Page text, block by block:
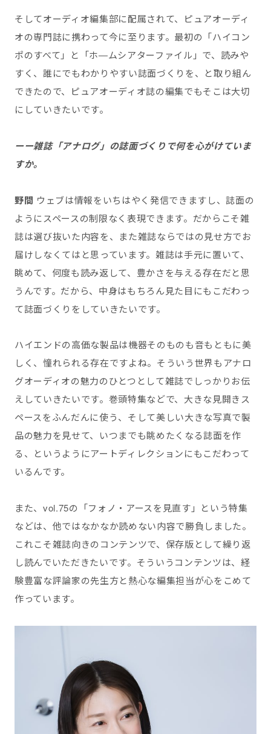
そしてオーディオ編集部に配属されて、ピュアオーディ
オの専門誌に携わって今に至ります。最初の「ハイコン
ポのすべて」と「ホ―ムシアターファイル」で、読みや
すく、誰にでもわかりやすい誌面づくりを、と取り組ん
できたので、ピュアオーディオ誌の編集でもそこは大切
にしていきたいです。
ーー雑誌「アナログ」の誌面づくりで何を心がけていま
すか。
野間 ウェブは情報をいちはやく発信できますし、誌面の
ようにスペースの制限なく表現できます。だからこそ雑
誌は選び抜いた内容を、また雑誌ならではの見せ方でお
届けしなくてはと思っています。雑誌は手元に置いて、
眺めて、何度も読み返して、豊かさを与える存在だと思
うんです。だから、中身はもちろん見た目にもこだわっ
て誌面づくりをしていきたいです。
ハイエンドの高価な製品は機器そのものも音もともに美
しく、憧れられる存在ですよね。そういう世界もアナロ
グオーディオの魅力のひとつとして雑誌でしっかりお伝
えしていきたいです。巻頭特集などで、大きな見開きス
ペースをふんだんに使う、そして美しい大きな写真で製
品の魅力を見せて、いつまでも眺めたくなる誌面を作
る、というようにアートディレクションにもこだわって
いるんです。
また、vol.75の「フォノ・アースを見直す」という特集
などは、他ではなかなか読めない内容で勝負しました。
これこそ雑誌向きのコンテンツで、保存版として繰り返
し読んでいただきたいです。そういうコンテンツは、経
験豊富な評論家の先生方と熱心な編集担当が心をこめて
作っています。